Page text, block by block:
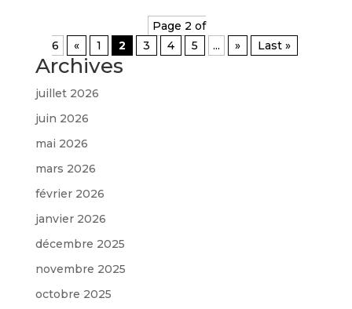
Page 2 of
6
« 1 2 3 4 5 ... » Last »
Archives
juillet 2026
juin 2026
mai 2026
mars 2026
février 2026
janvier 2026
décembre 2025
novembre 2025
octobre 2025